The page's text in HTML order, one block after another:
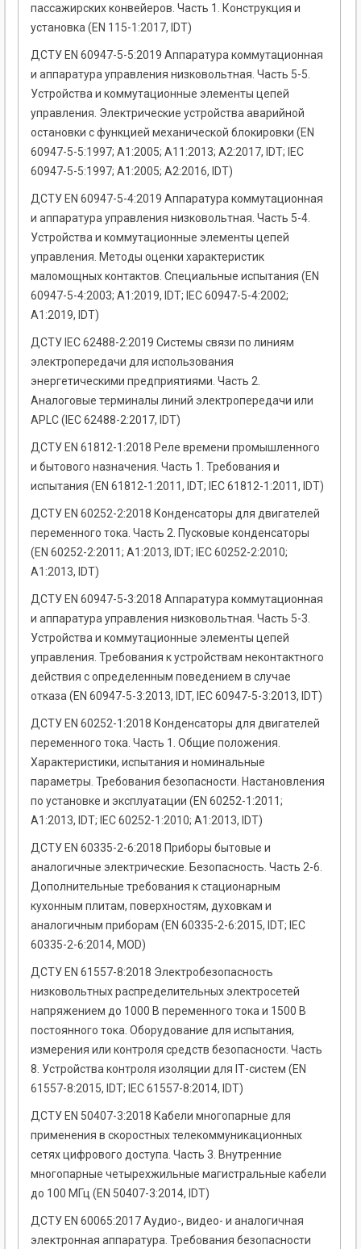
пассажирских конвейеров. Часть 1. Конструкция и
установка (EN 115-1:2017, IDT)
ДСТУ EN 60947-5-5:2019 Аппаратура коммутационная
и аппаратура управления низковольтная. Часть 5-5.
Устройства и коммутационные элементы цепей
управления. Электрические устройства аварийной
остановки с функцией механической блокировки (EN
60947-5-5:1997; А1:2005; А11:2013; А2:2017, IDT; IEC
60947-5-5:1997; A1:2005; А2:2016, IDT)
ДСТУ EN 60947-5-4:2019 Аппаратура коммутационная
и аппаратура управления низковольтная. Часть 5-4.
Устройства и коммутационные элементы цепей
управления. Методы оценки характеристик
маломощных контактов. Специальные испытания (EN
60947-5-4:2003; А1:2019, IDT; IEC 60947-5-4:2002;
A1:2019, IDT)
ДСТУ IEC 62488-2:2019 Системы связи по линиям
электропередачи для использования
энергетическими предприятиями. Часть 2.
Аналоговые терминалы линий электропередачи или
APLC (IEC 62488-2:2017, IDT)
ДСТУ EN 61812-1:2018 Реле времени промышленного
и бытового назначения. Часть 1. Требования и
испытания (EN 61812-1:2011, IDT; IEC 61812-1:2011, IDT)
ДСТУ EN 60252-2:2018 Конденсаторы для двигателей
переменного тока. Часть 2. Пусковые конденсаторы
(EN 60252-2:2011; А1:2013, IDT; IEC 60252-2:2010;
А1:2013, IDT)
ДСТУ EN 60947-5-3:2018 Аппаратура коммутационная
и аппаратура управления низковольтная. Часть 5-3.
Устройства и коммутационные элементы цепей
управления. Требования к устройствам неконтактного
действия с определенным поведением в случае
отказа (EN 60947-5-3:2013, IDT, IEC 60947-5-3:2013, IDT)
ДСТУ EN 60252-1:2018 Конденсаторы для двигателей
переменного тока. Часть 1. Общие положения.
Характеристики, испытания и номинальные
параметры. Требования безопасности. Настановления
по установке и эксплуатации (EN 60252-1:2011;
А1:2013, IDT; IEC 60252-1:2010; А1:2013, IDT)
ДСТУ EN 60335-2-6:2018 Приборы бытовые и
аналогичные электрические. Безопасность. Часть 2-6.
Дополнительные требования к стационарным
кухонным плитам, поверхностям, духовкам и
аналогичным приборам (EN 60335-2-6:2015, IDT; ІЕС
60335-2-6:2014, MOD)
ДСТУ EN 61557-8:2018 Электробезопасность
низковольтных распределительных электросетей
напряжением до 1000 В переменного тока и 1500 В
постоянного тока. Оборудование для испытания,
измерения или контроля средств безопасности. Часть
8. Устройства контроля изоляции для ІТ-систем (EN
61557-8:2015, IDT; IEC 61557-8:2014, IDТ)
ДСТУ EN 50407-3:2018 Кабели многопарные для
применения в скоростных телекоммуникационных
сетях цифрового доступа. Часть 3. Внутренние
многопарные четырехжильные магистральные кабели
до 100 МГц (EN 50407-3:2014, IDT)
ДСТУ EN 60065:2017 Аудио-, видео- и аналогичная
электронная аппаратура. Требования безопасности